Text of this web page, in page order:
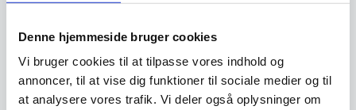
Denne hjemmeside bruger cookies
Vi bruger cookies til at tilpasse vores indhold og
annoncer, til at vise dig funktioner til sociale medier og til
at analysere vores trafik. Vi deler også oplysninger om
SPAR 15%
Termobakke fra Hendi